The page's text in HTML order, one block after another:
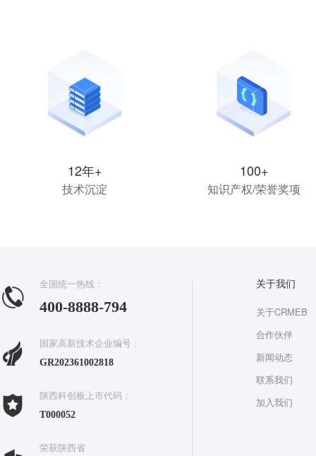
12年+
技术沉淀
100+
知识产权/荣誉奖项
全国统一热线：
400-8888-794
国家高新技术企业编号：
GR202361002818
陕西科创板上市代码：
T000052
荣获陕西省
关于我们
关于CRMEB
合作伙伴
新闻动态
联系我们
加入我们